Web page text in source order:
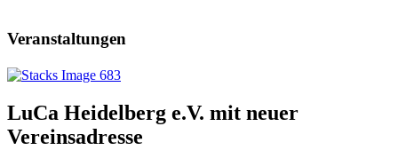
Veranstaltungen
LuCa Heidelberg e.V. mit neuer
Vereinsadresse